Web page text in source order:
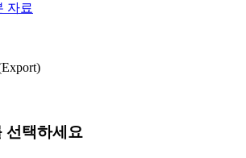
자료
선택하세요